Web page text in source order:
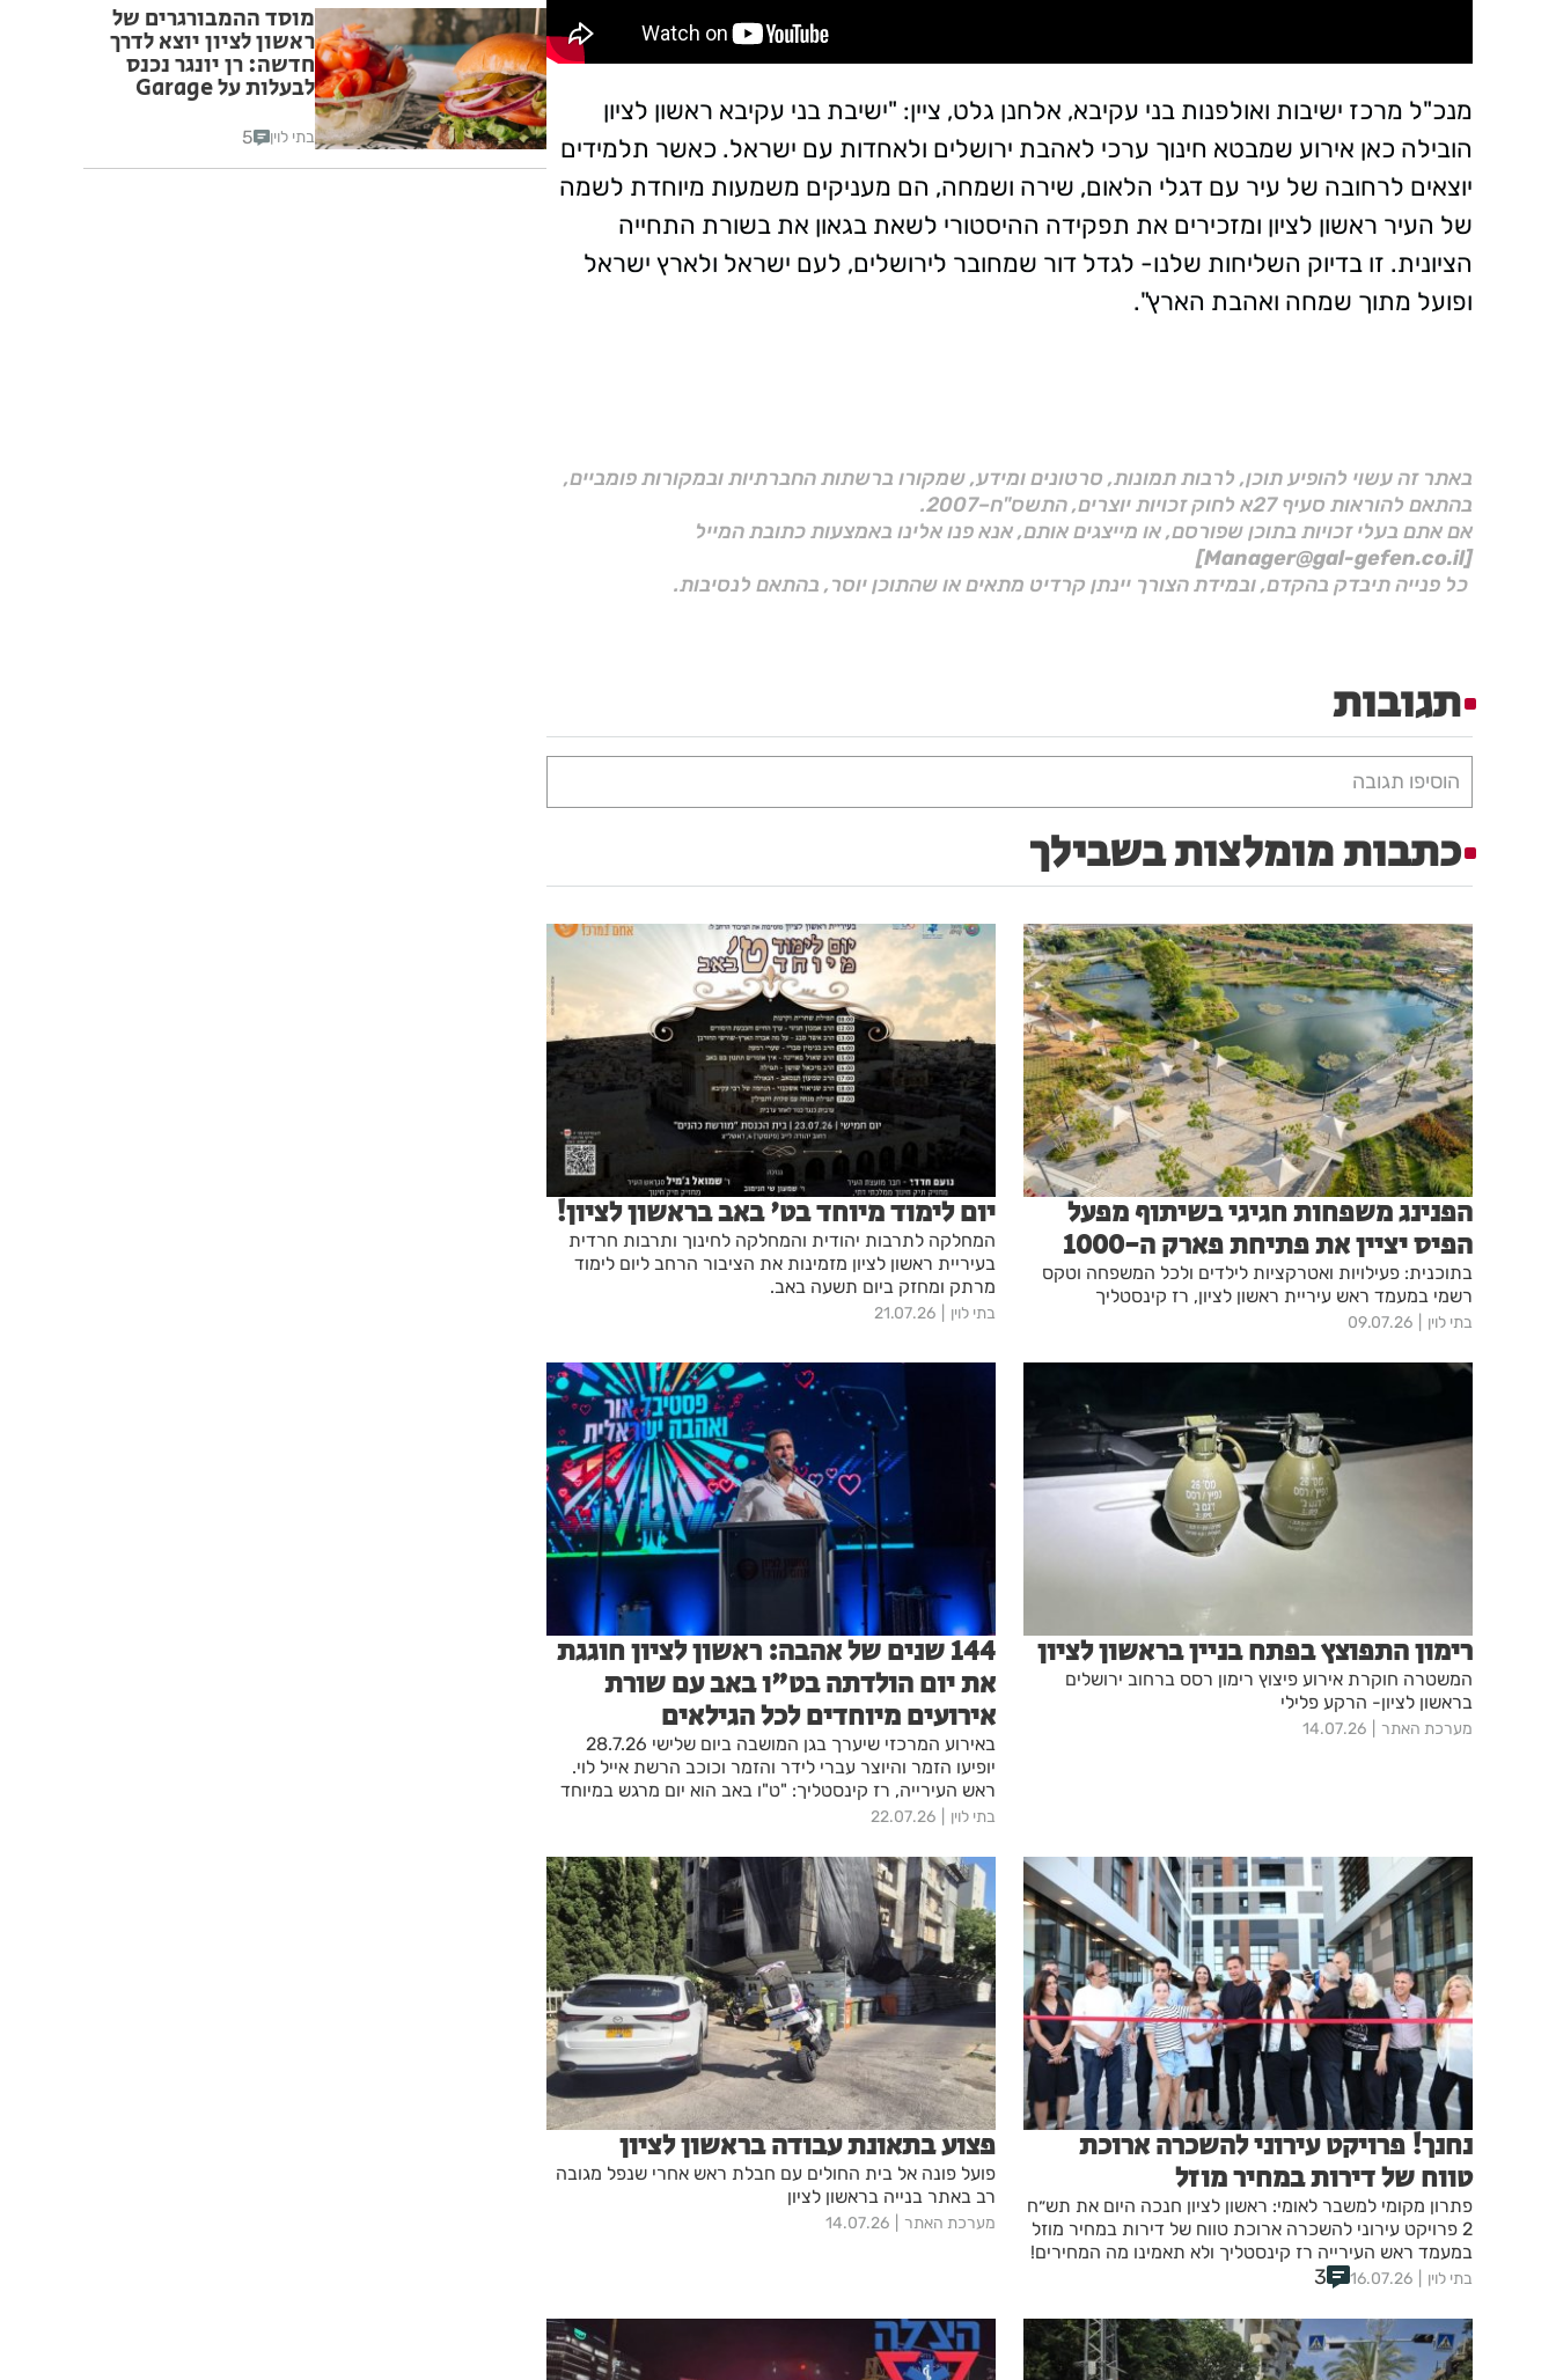
מנכ"ל מרכז ישיבות ואולפנות בני עקיבא, אלחנן גלט, ציין: "ישיבת בני עקיבא ראשון לציון
הובילה כאן אירוע שמבטא חינוך ערכי לאהבת ירושלים ולאחדות עם ישראל. כאשר תלמידים
יוצאים לרחובה של עיר עם דגלי הלאום, שירה ושמחה, הם מעניקים משמעות מיוחדת לשמה
של העיר ראשון לציון ומזכירים את תפקידה ההיסטורי לשאת בגאון את בשורת התחייה
הציונית. זו בדיוק השליחות שלנו- לגדל דור שמחובר לירושלים, לעם ישראל ולארץ ישראל
ופועל מתוך שמחה ואהבת הארץ".
באתר זה עשוי להופיע תוכן, לרבות תמונות, סרטונים ומידע, שמקורו ברשתות החברתיות ובמקורות פומביים,
בהתאם להוראות סעיף 27א לחוק זכויות יוצרים, התשס"ח–2007.
אם אתם בעלי זכויות בתוכן שפורסם, או מייצגים אותם, אנא פנו אלינו באמצעות כתובת המייל
[Manager@gal-gefen.co.il]
כל פנייה תיבדק בהקדם, ובמידת הצורך יינתן קרדיט מתאים או שהתוכן יוסר, בהתאם לנסיבות.
תגובות
הוסיפו תגובה
כתבות מומלצות בשבילך
הפנינג משפחות חגיגי בשיתוף מפעל
הפיס יציין את פתיחת פארק ה-1000
בתוכנית: פעילויות ואטרקציות לילדים ולכל המשפחה וטקס
רשמי במעמד ראש עיריית ראשון לציון, רז קינסטליך
בתי לוין 09.07.26
יום לימוד מיוחד בט' באב בראשון לציון!
המחלקה לתרבות יהודית והמחלקה לחינוך ותרבות חרדית
בעיריית ראשון לציון מזמינות את הציבור הרחב ליום לימוד
מרתק ומחזק ביום תשעה באב.
בתי לוין 21.07.26
רימון התפוצץ בפתח בניין בראשון לציון
המשטרה חוקרת אירוע פיצוץ רימון רסס ברחוב ירושלים
בראשון לציון- הרקע פלילי
מערכת האתר 14.07.26
144 שנים של אהבה: ראשון לציון חוגגת
את יום הולדתה בט"ו באב עם שורת
אירועים מיוחדים לכל הגילאים
באירוע המרכזי שיערך בגן המושבה ביום שלישי 28.7.26
יופיעו הזמר והיוצר עברי לידר והזמר וכוכב הרשת אייל לוי.
ראש העירייה, רז קינסטליך: "ט"ו באב הוא יום מרגש במיוחד
עבורנו - היום שבו נוסדה העיר האהובה שלנו, ראשון לציון,
בתי לוין 22.07.26
נחנך! פרויקט עירוני להשכרה ארוכת
טווח של דירות במחיר מוזל
פתרון מקומי למשבר לאומי: ראשון לציון חנכה היום את תש״ח
2 פרויקט עירוני להשכרה ארוכת טווח של דירות במחיר מוזל
במעמד ראש העירייה רז קינסטליך ולא תאמינו מה המחירים!
בתי לוין 16.07.26
3
פצוע בתאונת עבודה בראשון לציון
פועל פונה אל בית החולים עם חבלת ראש אחרי שנפל מגובה
רב באתר בנייה בראשון לציון
מערכת האתר 14.07.26
מוסד ההמבורגרים של
ראשון לציון יוצא לדרך
חדשה: רן יונגר נכנס
לבעלות על Garage
בתי לוין 5